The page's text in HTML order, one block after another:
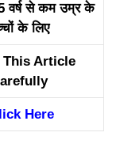
वर्ष से कम उम्र के
के लिए
This Article
Here